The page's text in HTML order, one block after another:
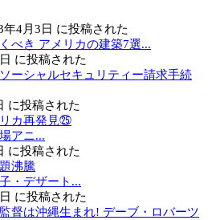
年4月3日 に投稿された
べき アメリカの建築7選...
に投稿された
ーシャルセキュリティー請求手続
に投稿された
カ再発見㉕
アニ...
に投稿された
沸騰
・デザート...
に投稿された
督は沖縄生まれ! デーブ・ロバーツ